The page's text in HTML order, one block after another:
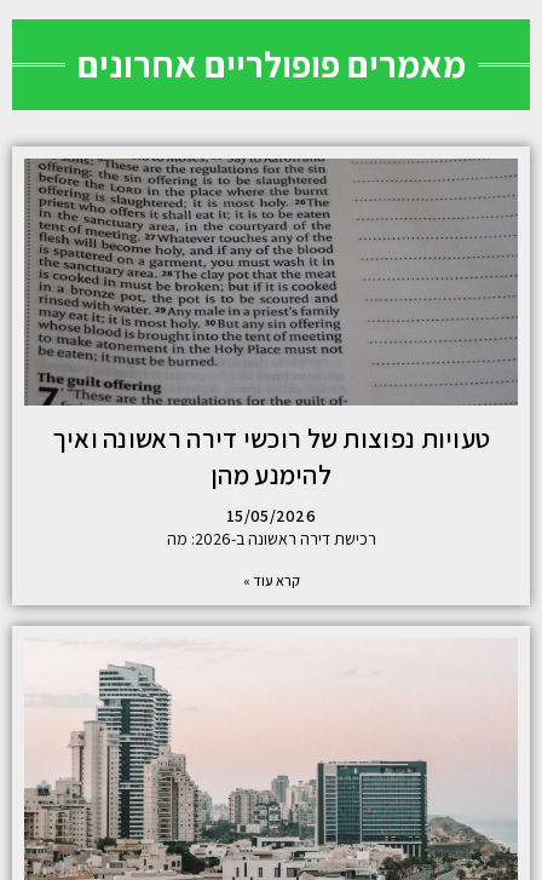
מאמרים פופולריים אחרונים
טעויות נפוצות של רוכשי דירה ראשונה ואיך
להימנע מהן
15/05/2026
רכישת דירה ראשונה ב-2026: מה
קרא עוד »